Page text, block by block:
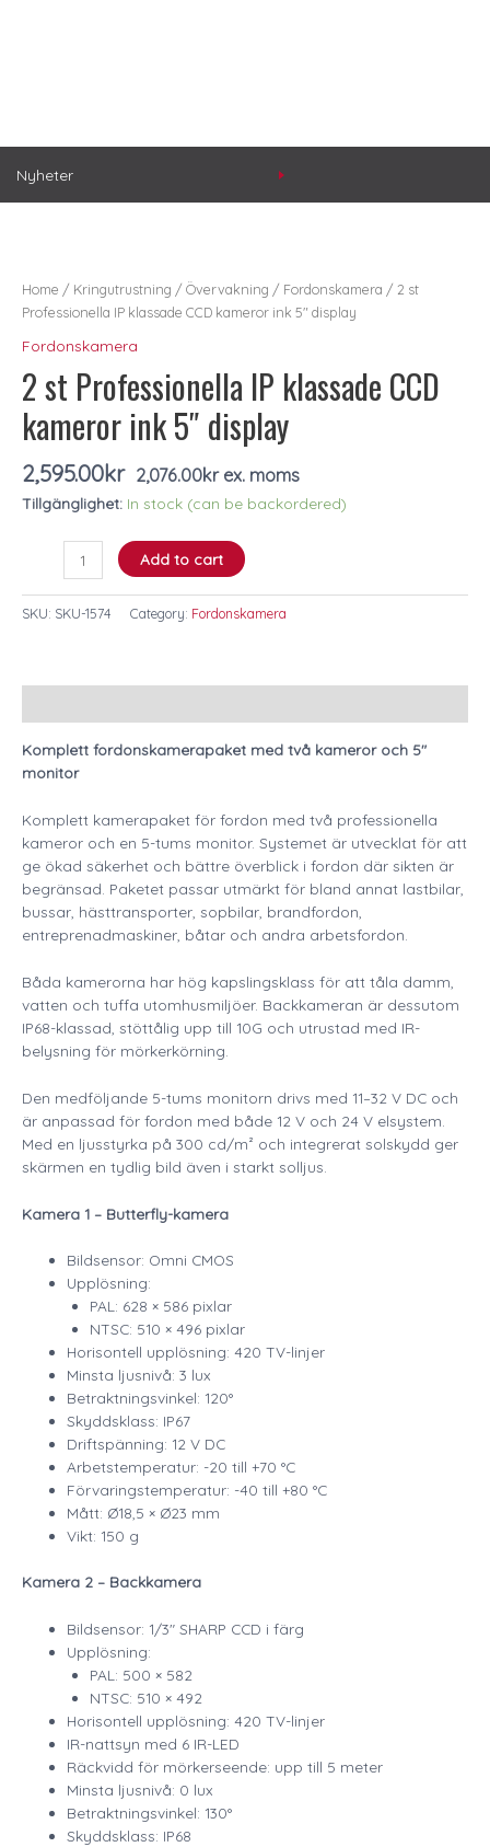
Nyheter
Home / Kringutrustning / Övervakning / Fordonskamera / 2 st
Professionella IP klassade CCD kameror ink 5″ display
Fordonskamera
2 st Professionella IP klassade CCD
kameror ink 5″ display
2,595.00kr 2,076.00krex. moms
Tillgänglighet: In stock (can be backordered)
Professionella
IP
CCD
kameror
ink
5"
display
quantity
Add to cart
SKU: SKU-1574 Category: Fordonskamera
Komplett fordonskamerapaket med två kameror och 5″
monitor
Komplett kamerapaket för fordon med två professionella
kameror och en 5-tums monitor. Systemet är utvecklat för att
ge ökad säkerhet och bättre överblick i fordon där sikten är
begränsad. Paketet passar utmärkt för bland annat lastbilar,
bussar, hästtransporter, sopbilar, brandfordon,
entreprenadmaskiner, båtar och andra arbetsfordon.
Båda kamerorna har hög kapslingsklass för att tåla damm,
vatten och tuffa utomhusmiljöer. Backkameran är dessutom
IP68-klassad, stöttålig upp till 10G och utrustad med IR-
belysning för mörkerkörning.
Den medföljande 5-tums monitorn drivs med 11–32 V DC och
är anpassad för fordon med både 12 V och 24 V elsystem.
Med en ljusstyrka på 300 cd/m² och integrerat solskydd ger
skärmen en tydlig bild även i starkt solljus.
Kamera 1 – Butterfly-kamera
Bildsensor: Omni CMOS
Upplösning:
PAL: 628 × 586 pixlar
NTSC: 510 × 496 pixlar
Horisontell upplösning: 420 TV-linjer
Minsta ljusnivå: 3 lux
Betraktningsvinkel: 120°
Skyddsklass: IP67
Driftspänning: 12 V DC
Arbetstemperatur: -20 till +70 °C
Förvaringstemperatur: -40 till +80 °C
Mått: Ø18,5 × Ø23 mm
Vikt: 150 g
Kamera 2 – Backkamera
Bildsensor: 1/3″ SHARP CCD i färg
Upplösning:
PAL: 500 × 582
NTSC: 510 × 492
Horisontell upplösning: 420 TV-linjer
IR-nattsyn med 6 IR-LED
Räckvidd för mörkerseende: upp till 5 meter
Minsta ljusnivå: 0 lux
Betraktningsvinkel: 130°
Skyddsklass: IP68